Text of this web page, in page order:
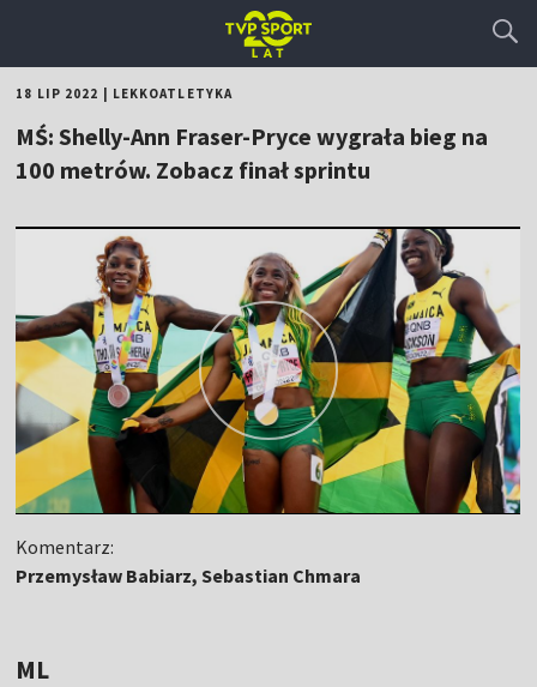
18 LIP 2022 LEKKOATLETYKA
MŚ: Shelly-Ann Fraser-Pryce wygrała bieg na
100 metrów. Zobacz finał sprintu
Komentarz:
Przemysław Babiarz, Sebastian Chmara
ML